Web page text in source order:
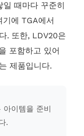
때마다 꾸준히
에 TGA에서
. 또한, LDV20은
포함하고 있어
제품입니다.
이템을 준비
.